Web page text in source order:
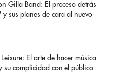
Gilla Band: El proceso detrás
sus planes de cara al nuevo
Leisure: El arte de hacer música
su complicidad con el público